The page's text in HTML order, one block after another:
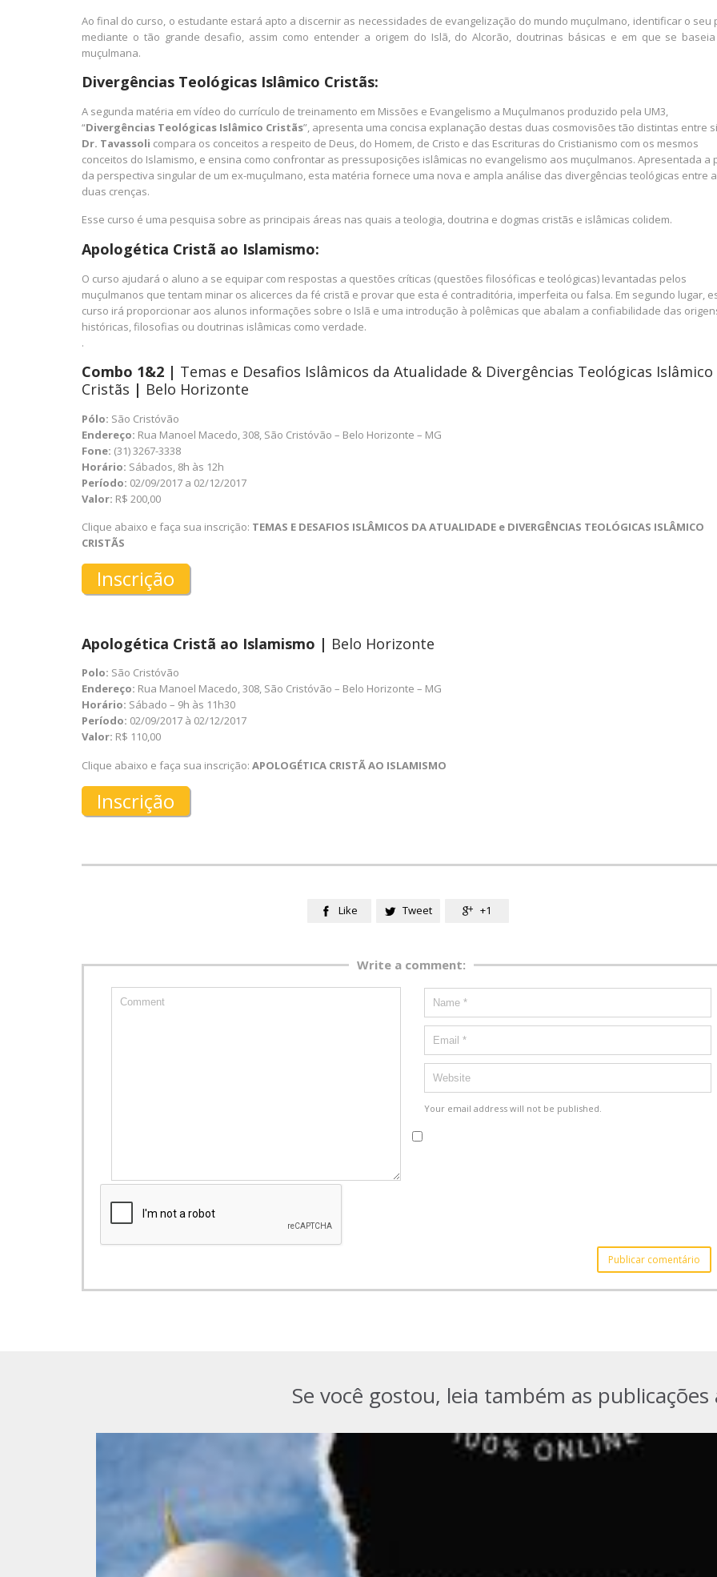
Ao final do curso, o estudante estará apto a discernir as necessidades de evangelização do mundo muçulmano, identificar o seu
mediante o tão grande desafio, assim como entender a origem do Islã, do Alcorão, doutrinas básicas e em que se
muçulmana.
Divergências Teológicas Islâmico Cristãs:
A segunda matéria em vídeo do currículo de treinamento em Missões e Evangelismo a Muçulmanos produzido pela UM3,
“Divergências Teológicas Islâmico Cristãs”, apresenta uma concisa explanação destas duas cosmovisões tão distintas entre
Dr. Tavassoli compara os conceitos a respeito de Deus, do Homem, de Cristo e das Escrituras do Cristianismo com os mesmos
conceitos do Islamismo, e ensina como confrontar as pressuposições islâmicas no evangelismo aos muçulmanos. Apresentada a
da perspectiva singular de um ex-muçulmano, esta matéria fornece uma nova e ampla análise das divergências teológicas entre
duas crenças.
Esse curso é uma pesquisa sobre as principais áreas nas quais a teologia, doutrina e dogmas cristãs e islâmicas colidem.
Apologética Cristã ao Islamismo:
O curso ajudará o aluno a se equipar com respostas a questões críticas (questões filosóficas e teológicas) levantadas pelos
muçulmanos que tentam minar os alicerces da fé cristã e provar que esta é contraditória, imperfeita ou falsa. Em segundo lugar,
curso irá proporcionar aos alunos informações sobre o Islã e uma introdução à polêmicas que abalam a confiabilidade das
históricas, filosofias ou doutrinas islâmicas como verdade.
.
Combo 1&2 | Temas e Desafios Islâmicos da Atualidade & Divergências Teológicas Islâmico
Cristãs | Belo Horizonte
Pólo: São Cristóvão
Endereço: Rua Manoel Macedo, 308, São Cristóvão – Belo Horizonte – MG
Fone: (31) 3267-3338
Horário: Sábados, 8h às 12h
Período: 02/09/2017 a 02/12/2017
Valor: R$ 200,00
Clique abaixo e faça sua inscrição: TEMAS E DESAFIOS ISLÂMICOS DA ATUALIDADE e DIVERGÊNCIAS TEOLÓGICAS ISLÂMICO
CRISTÃS
Inscrição
Apologética Cristã ao Islamismo | Belo Horizonte
Polo: São Cristóvão
Endereço: Rua Manoel Macedo, 308, São Cristóvão – Belo Horizonte – MG
Horário: Sábado – 9h às 11h30
Período: 02/09/2017 à 02/12/2017
Valor: R$ 110,00
Clique abaixo e faça sua inscrição: APOLOGÉTICA CRISTÃ AO ISLAMISMO
Inscrição
 Like  Tweet  +1
Write a comment:
Your email address will not be published.
Se você gostou, leia também as publicações